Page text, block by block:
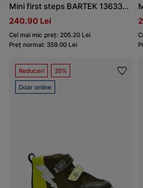
Mini first steps BARTEK 136330-14, gri
240.90 Lei
Cel mai mic preț: 205.20 Lei
Preț normal: 359.00 Lei
Reduceri 35%
Doar online